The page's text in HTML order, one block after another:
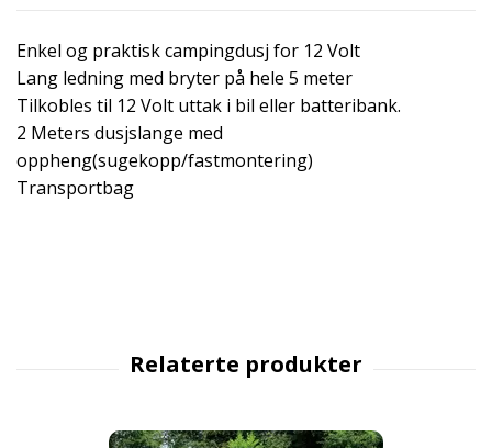
Enkel og praktisk campingdusj for 12 Volt
Lang ledning med bryter på hele 5 meter
Tilkobles til 12 Volt uttak i bil eller batteribank.
2 Meters dusjslange med
oppheng(sugekopp/fastmontering)
Transportbag